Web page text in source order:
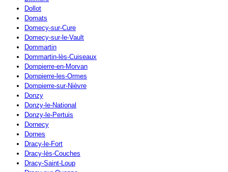
Dollot
Domats
Domecy-sur-Cure
Domecy-sur-le-Vault
Dommartin
Dommartin-lès-Cuiseaux
Dompierre-en-Morvan
Dompierre-les-Ormes
Dompierre-sur-Nièvre
Donzy
Donzy-le-National
Donzy-le-Pertuis
Dornecy
Dornes
Dracy-le-Fort
Dracy-lès-Couches
Dracy-Saint-Loup